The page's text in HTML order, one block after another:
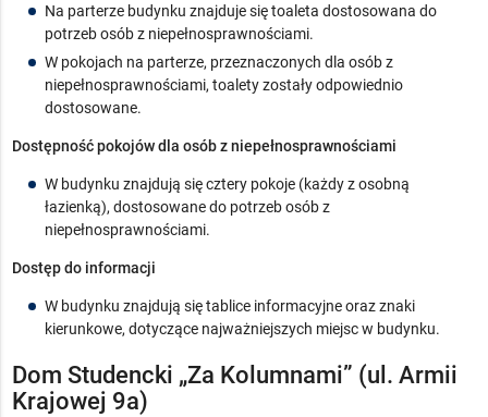
Na parterze budynku znajduje się toaleta dostosowana do
potrzeb osób z niepełnosprawnościami.
W pokojach na parterze, przeznaczonych dla osób z
niepełnosprawnościami, toalety zostały odpowiednio
dostosowane.
Dostępność pokojów dla osób z niepełnosprawnościami
W budynku znajdują się cztery pokoje (każdy z osobną
łazienką), dostosowane do potrzeb osób z
niepełnosprawnościami.
Dostęp do informacji
W budynku znajdują się tablice informacyjne oraz znaki
kierunkowe, dotyczące najważniejszych miejsc w budynku.
Dom Studencki „Za Kolumnami” (ul. Armii
Krajowej 9a)